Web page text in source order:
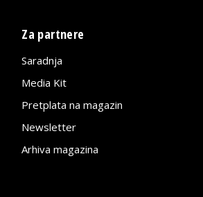
Za partnere
Saradnja
Media Kit
Pretplata na magazin
Newsletter
Arhiva magazina